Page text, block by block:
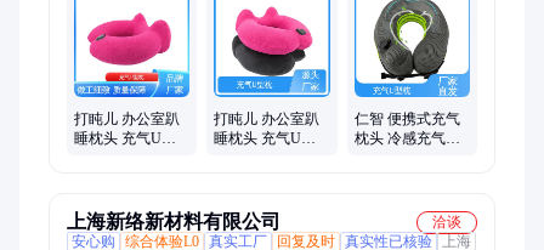
打盹儿 办公室趴
睡枕头 充气U型
打盹儿 办公室趴
睡枕头 充气U型
仁智 便携式充气
枕头 冷感充气U
上海新络新材料有限公司
洽谈
安心购
综合体验L0 真实工厂 回复及时 真实性已核验 上海